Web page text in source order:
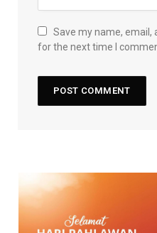
Save my name, email,
for the next time I